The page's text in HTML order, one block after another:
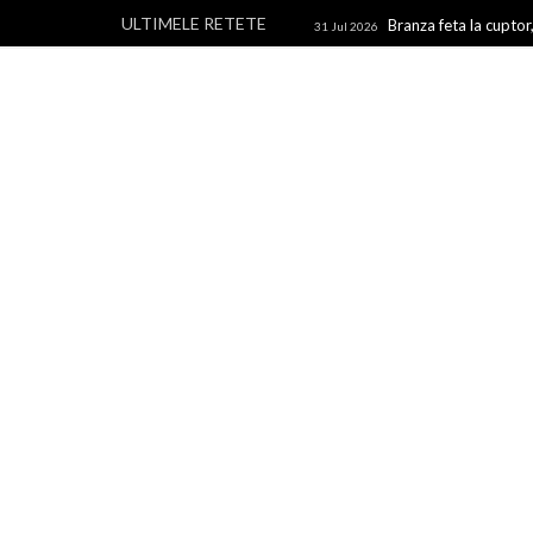
ULTIMELE RETETE 31 Jul 2026 Branza feta la